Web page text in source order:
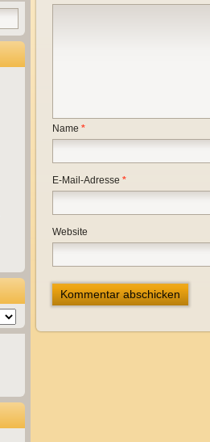
Name *
E-Mail-Adresse *
Website